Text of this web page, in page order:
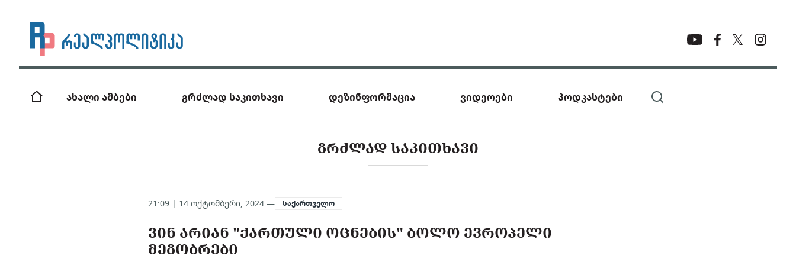
ახალი ამბები გრძლად საკითხავი დეზინფორმაცია ვიდეოები პოდკასტები
ᲒᲠᲫᲚᲐᲓ ᲡᲐᲙᲘᲗᲮᲐᲕᲘ
21:09 | 14 ოქტომბერი, 2024 — საქართველო
ᲕᲘᲜ ᲐᲠᲘᲐᲜ "ᲥᲐᲠᲗᲣᲚᲘ ᲝᲪᲜᲔᲑᲘᲡ" ᲑᲝᲚᲝ ᲔᲕᲠᲝᲞᲔᲚᲘ
ᲛᲔᲒᲝᲑᲠᲔᲑᲘ